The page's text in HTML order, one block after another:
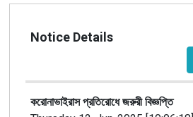
Notice Details
করোনাভাইরাস প্রতিরোধে জরুরী বিজ্ঞপ্তি